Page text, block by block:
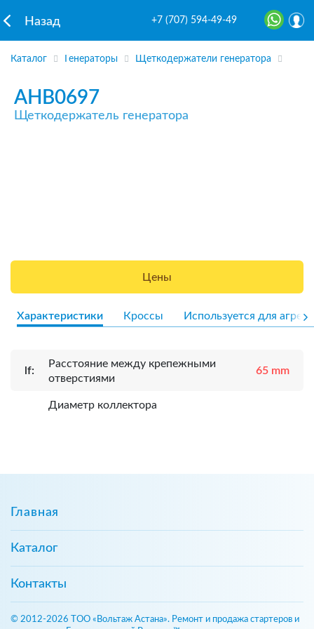
Назад +7 (707) 594-49-49
Каталог Генераторы Щеткодержатели генератора
AHB0697
Щеткодержатель генератора
Цены
Характеристики Кроссы Используется для
lf:
Расcтояние между крепежными
отверстиями
65 mm
Диаметр коллектора
Главная
Каталог
Контакты
© 2012-2026 ТОО «Вольтаж Астана». Ремонт и продажа стартеров и